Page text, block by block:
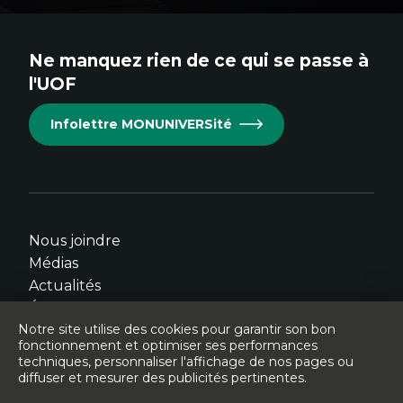
Cet
s'ouvrira
dans
fenêtre.
Cet
s'ouvrira
dans
fenêtre.
Cet
s'ouvrira
dans
fenêtre.
Cet
s'ouvrira
dans
fenêtre.
Cet
s'ouvrira
dans
fenêtre.
Ne manquez rien de ce qui se passe à
l'UOF
Infolettre MONUNIVERSité
Nous joindre
Médias
Actualités
© Université de l'Ontario français - 2026
Notre site utilise des cookies pour garantir son bon
fonctionnement et optimiser ses performances
techniques, personnaliser l'affichage de nos pages ou
diffuser et mesurer des publicités pertinentes.